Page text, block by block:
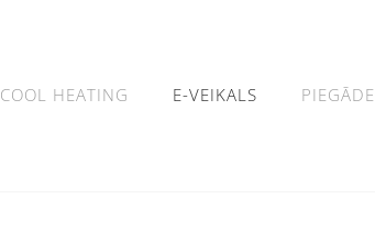
COOL HEATING E-VEIKALS PIEGĀDE